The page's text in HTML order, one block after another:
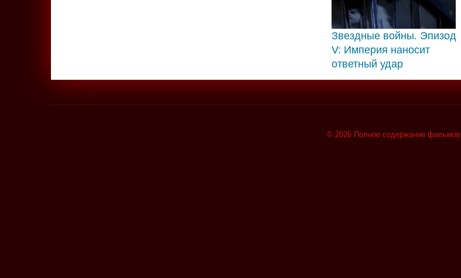
Звездные войны. Эпизод
V: Империя наносит
ответный удар
© 2026 Полное содержание фильмов